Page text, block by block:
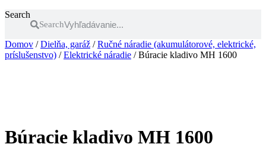
Search
Search
Domov /Dielňa, garáž /Ručné náradie (akumulátorové, elektrické,
príslušenstvo) /Elektrické náradie / Búracie kladivo MH 1600
Búracie kladivo MH 1600